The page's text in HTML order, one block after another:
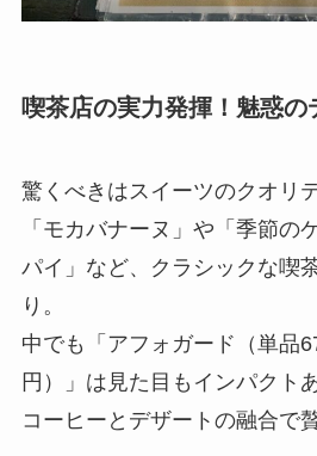
喫茶店の実力発揮！魅惑の
驚くべきはスイーツのクオリテ
「モカバナーヌ」や「季節の
パイ」など、クラシックな喫
り。
中でも「アフォガード（単品
円）」は見た目もインパクトあ
コーヒーとデザートの融合で